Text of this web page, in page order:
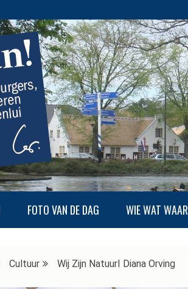
FOTO VAN DE DAG WIE WAT WAAR
Cultuur Wij Zijn NatuurI Diana Orving